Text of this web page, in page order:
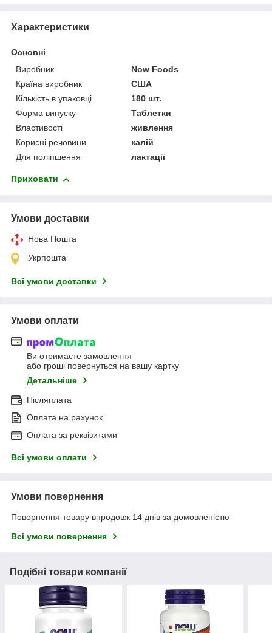
Характеристики
Основні
Виробник
Now Foods
Країна виробник
США
Кількість в упаковці
180 шт.
Форма випуску
Таблетки
Властивості
живлення
Корисні речовини
калій
Для поліпшення
лактації
Приховати
Умови доставки
Нова Пошта
Укрпошта
Всі умови доставки
Умови оплати
Ви отримаєте замовлення
або гроші повернуться на вашу картку
Детальніше
Післяплата
Оплата на рахунок
Оплата за реквізитами
Всі умови оплати
Умови повернення
Повернення товару впродовж 14 днів за домовленістю
Всі умови повернення
Подібні товари компанії